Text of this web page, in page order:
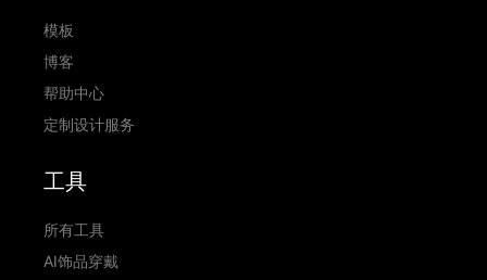
模板
博客
帮助中心
定制设计服务
工具
所有工具
AI饰品穿戴